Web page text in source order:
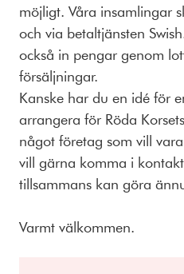
möjligt. Våra insamlingar
och via betaltjänsten
också in pengar genom
försäljningar.
Kanske har du en idé för
arrangera för Röda
något företag som vill
vill gärna komma i
tillsammans kan göra
Varmt välkommen.